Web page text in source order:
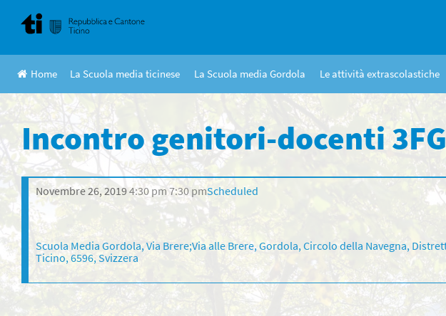
content
Home La Scuola media ticinese La Scuola media Gordola Le attività extrascolastiche
Incontro genitori-docenti 3FG
Novembre 26, 20194:30 pm 7:30 pmScheduled
Scuola Media Gordola, Via Brere;Via alle Brere, Gordola, Circolo della Navegna,
Ticino, 6596, Svizzera